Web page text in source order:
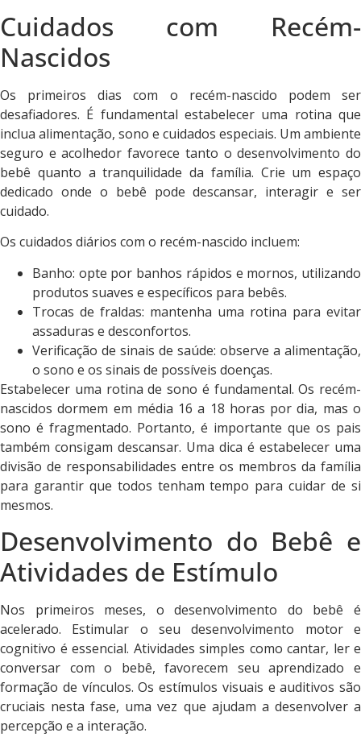
Cuidados com Recém-
Nascidos
Os primeiros dias com o recém-nascido podem ser
desafiadores. É fundamental estabelecer uma rotina que
inclua alimentação, sono e cuidados especiais. Um ambiente
seguro e acolhedor favorece tanto o desenvolvimento do
bebê quanto a tranquilidade da família. Crie um espaço
dedicado onde o bebê pode descansar, interagir e ser
cuidado.
Os cuidados diários com o recém-nascido incluem:
Banho: opte por banhos rápidos e mornos, utilizando
produtos suaves e específicos para bebês.
Trocas de fraldas: mantenha uma rotina para evitar
assaduras e desconfortos.
Verificação de sinais de saúde: observe a alimentação,
o sono e os sinais de possíveis doenças.
Estabelecer uma rotina de sono é fundamental. Os recém-
nascidos dormem em média 16 a 18 horas por dia, mas o
sono é fragmentado. Portanto, é importante que os pais
também consigam descansar. Uma dica é estabelecer uma
divisão de responsabilidades entre os membros da família
para garantir que todos tenham tempo para cuidar de si
mesmos.
Desenvolvimento do Bebê e
Atividades de Estímulo
Nos primeiros meses, o desenvolvimento do bebê é
acelerado. Estimular o seu desenvolvimento motor e
cognitivo é essencial. Atividades simples como cantar, ler e
conversar com o bebê, favorecem seu aprendizado e
formação de vínculos. Os estímulos visuais e auditivos são
cruciais nesta fase, uma vez que ajudam a desenvolver a
percepção e a interação.